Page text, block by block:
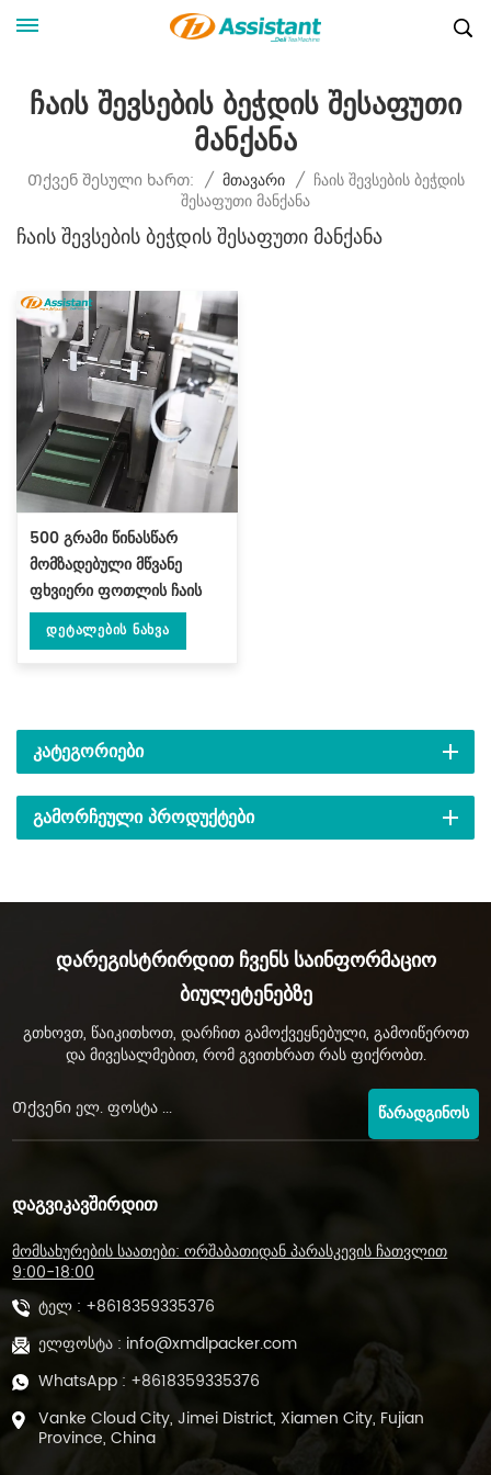
Ჩაის Შევსების Ბეჭდის Შესაფუთი
Მანქანა
Თქვენ Შესული Ხართ: / Მთავარი / Ჩაის Შევსების Ბეჭდის
Შესაფუთი Მანქანა
Ჩაის Შევსების Ბეჭდის Შესაფუთი Მანქანა
500 გრამი წინასწარ
მომზადებული მწვანე
ფხვიერი ფოთლის ჩაის
შემავსებელი ბეჭდის
შესაფუთი მანქანა DL-
Დეტალების Ნახვა
ᲙᲐᲢᲔᲒᲝᲠᲘᲔᲑᲘ
ᲒᲐᲛᲝᲠᲩᲔᲣᲚᲘ ᲞᲠᲝᲓᲣᲥᲢᲔᲑᲘ
Დარეგისტრირდით Ჩვენს Საინფორმაციო
Ბიულეტენებზე
გთხოვთ, წაიკითხოთ, დარჩით გამოქვეყნებული, გამოიწეროთ
და მივესალმებით, რომ გვითხრათ რას ფიქრობთ.
ᲬᲐᲠᲐᲓᲒᲘᲜᲝᲡ
ᲓᲐᲒᲕᲘᲙᲐᲕᲨᲘᲠᲓᲘᲗ
მომსახურების საათები: ორშაბათიდან პარასკევის ჩათვლით
9:00-18:00
ტელ : +8618359335376
ელფოსტა : info@xmdlpacker.com
WhatsApp : +8618359335376
Vanke Cloud City, Jimei District, Xiamen City, Fujian
Province, China